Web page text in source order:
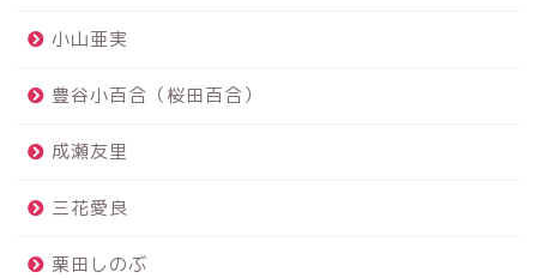
小山亜実
豊谷小百合（桜田百合）
成瀬友里
三花愛良
栗田しのぶ